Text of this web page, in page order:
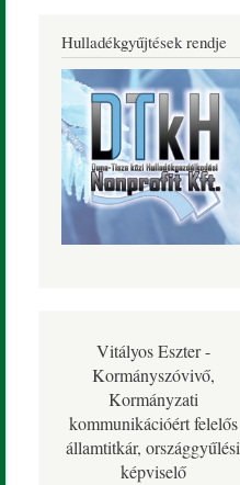
Hulladékgyűjtések rendje
Vitályos Eszter -
Kormányszóvivő,
Kormányzati
kommunikációért felelős
államtitkár, országgyűlési
képviselő